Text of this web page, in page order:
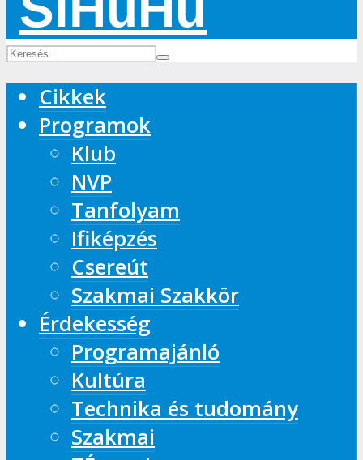
Cikkek
Programok
Klub
NVP
Tanfolyam
Ifiképzés
Csereút
Szakmai Szakkör
Érdekesség
Programajánló
Kultúra
Technika és tudomány
Szakmai